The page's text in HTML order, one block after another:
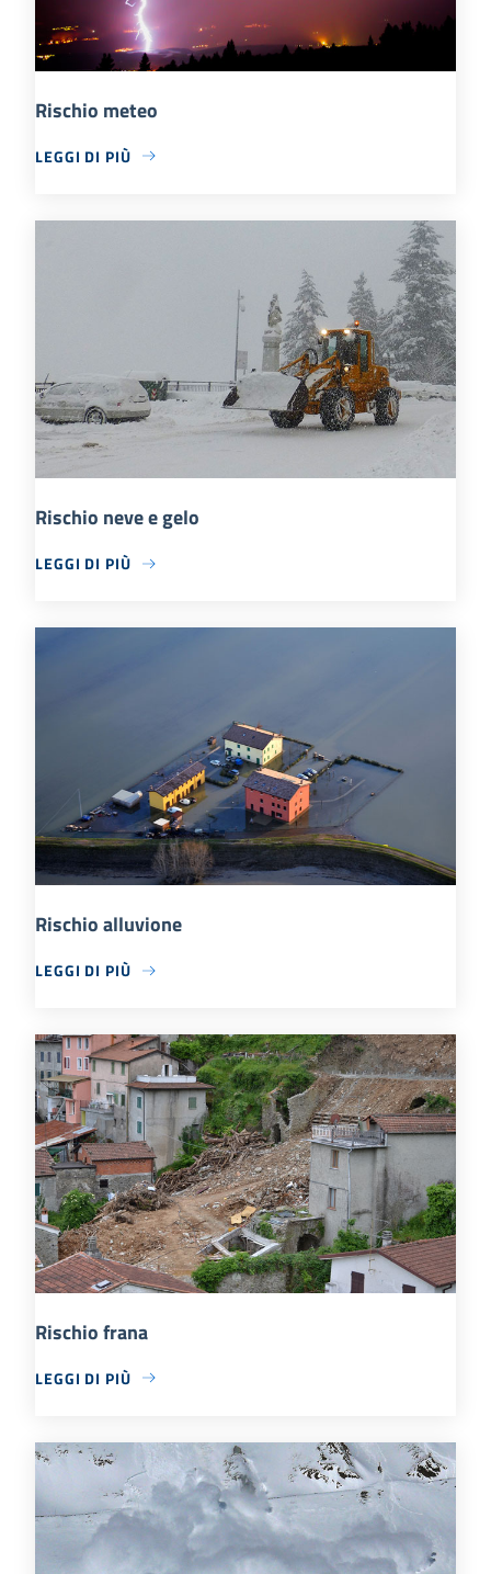
Rischio meteo
LEGGI DI PIÙ
Rischio neve e gelo
LEGGI DI PIÙ
Rischio alluvione
LEGGI DI PIÙ
Rischio frana
LEGGI DI PIÙ